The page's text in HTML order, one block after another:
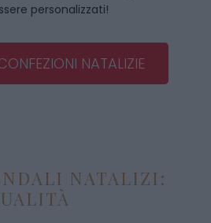
personalizzati!
NATALIZIE
NATALIZI: